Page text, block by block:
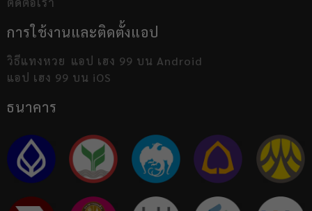
การใช้งานและติดตั้งแอป
วิธีแทงหวย แอป เฮง 99 บน Android
แอป เฮง 99 บน iOS
ธนาคาร